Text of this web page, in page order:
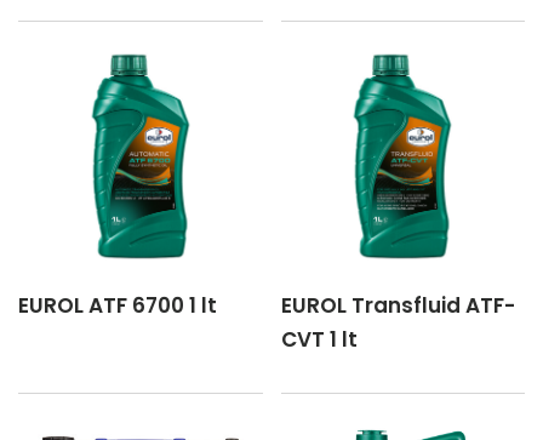
EUROL ATF 6700 1 lt
EUROL Transfluid ATF-
CVT 1 lt